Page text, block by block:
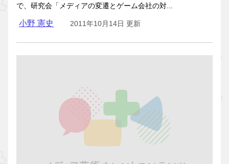
で、研究会「メディアの変遷とゲーム会社の対...
小野 憲史 2011年10月14日 更新